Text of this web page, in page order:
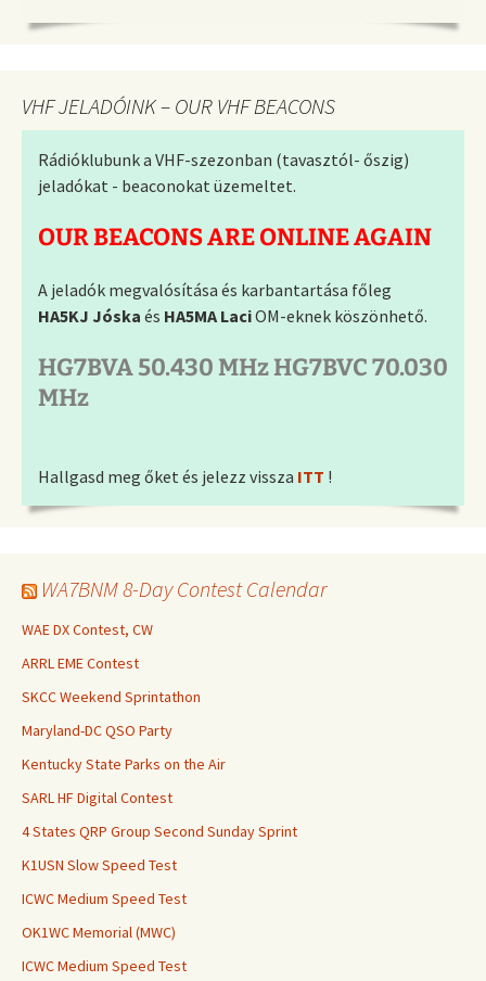
VHF JELADÓINK – OUR VHF BEACONS
Rádióklubunk a VHF-szezonban (tavasztól- őszig)
jeladókat - beaconokat üzemeltet.
OUR BEACONS ARE ONLINE AGAIN
A jeladók megvalósítása és karbantartása főleg
HA5KJ Jóska és HA5MA LaciOM-eknek köszönhető.
HG7BVA 50.430 MHz HG7BVC 70.030
MHz
Hallgasd meg őket és jelezz vissza ITT !
WA7BNM 8-Day Contest Calendar
WAE DX Contest, CW
ARRL EME Contest
SKCC Weekend Sprintathon
Maryland-DC QSO Party
Kentucky State Parks on the Air
SARL HF Digital Contest
4 States QRP Group Second Sunday Sprint
K1USN Slow Speed Test
ICWC Medium Speed Test
OK1WC Memorial (MWC)
ICWC Medium Speed Test